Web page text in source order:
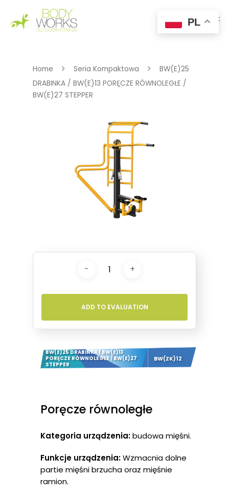
Hit enter to search or ESC to close
Home Seria Kompaktowa
BW(E)25
DRABINKA / BW(E)13 PORĘCZE RÓWNOLEGŁE /
BW(E)27 STEPPER
ADD TO EVALUATION
BW(E)25 DRABINKA / BW(E)13
PORĘCZE RÓWNOLEGŁE / BW(E)27
STEPPER
BW(ZK)12
Poręcze równoległe
Kategoria urządzenia:budowa mięśni.
Funkcje urządzenia:Wzmacnia dolne
partie mięśni brzucha oraz mięśnie
ramion.
PL